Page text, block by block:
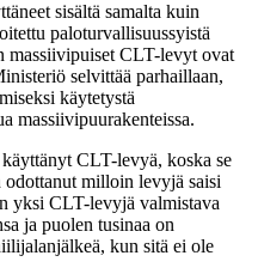
sisältä samalta kuin
paloturvallisuussyistä
massiivipuiset CLT-levyt ovat
selvittää parhaillaan,
käytetystä
massiivipuurakenteissa.
CLT-levyä, koska se
milloin levyjä saisi
yksi CLT-levyjä valmistava
ja puolen tusinaa on
kun sitä ei ole